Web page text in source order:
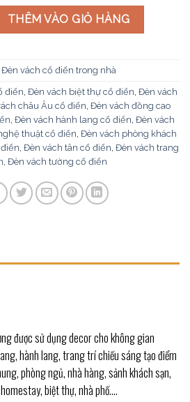
V-560 số lượng
THÊM VÀO GIỎ HÀNG
Đèn vách cổ điển trong nhà
điển Đèn vách biệt thự cổ điển Đèn vách
châu Âu cổ điển Đèn vách đồng cao
Đèn vách hành lang cổ điển Đèn vách
thuật cổ điển Đèn vách phòng khách
Đèn vách tân cổ điển Đèn vách trang
Đèn vách tường cổ điển
được sử dụng decor cho không gian
hành lang, trang trí chiếu sáng tạo điểm
phòng ngủ, nhà hàng, sảnh khách sạn,
biệt thự, nhà phố….